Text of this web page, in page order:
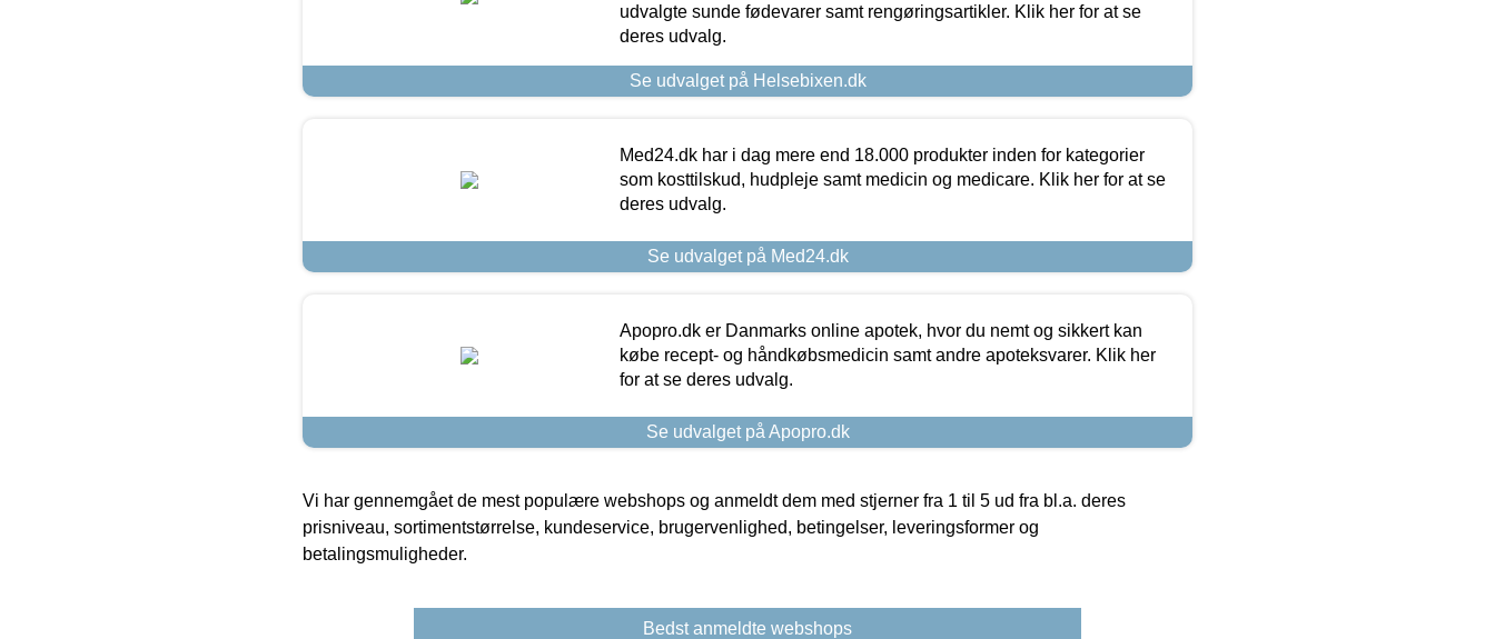
udvalgte sunde fødevarer samt rengøringsartikler. Klik her for at se
deres udvalg.
Se udvalget på Helsebixen.dk
Med24.dk har i dag mere end 18.000 produkter inden for kategorier
som kosttilskud, hudpleje samt medicin og medicare. Klik her for at se
deres udvalg.
Se udvalget på Med24.dk
Apopro.dk er Danmarks online apotek, hvor du nemt og sikkert kan
købe recept- og håndkøbsmedicin samt andre apoteksvarer. Klik her
for at se deres udvalg.
Se udvalget på Apopro.dk
Vi har gennemgået de mest populære webshops og anmeldt dem med stjerner fra 1 til 5 ud fra bl.a. deres
prisniveau, sortimentstørrelse, kundeservice, brugervenlighed, betingelser, leveringsformer og
betalingsmuligheder.
Bedst anmeldte webshops